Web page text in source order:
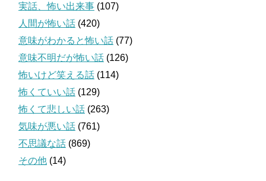
実話、怖い出来事 (107)
人間が怖い話 (420)
意味がわかると怖い話 (77)
意味不明だが怖い話 (126)
怖いけど笑える話 (114)
怖くていい話 (129)
怖くて悲しい話 (263)
気味が悪い話 (761)
不思議な話 (869)
その他 (14)